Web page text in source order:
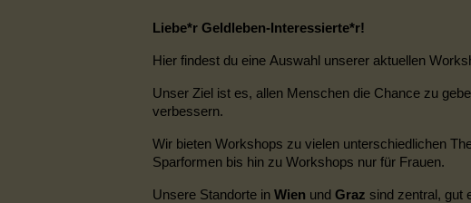
Liebe*r Geldleben-Interessierte*r!
Hier findest du eine Auswahl unserer aktuellen
Unser Ziel ist es, allen Menschen die Chance zu
verbessern.
Wir bieten Workshops zu vielen unterschiedlichen
Sparformen bis hin zu Workshops nur für Frauen.
Unsere Standorte in Wien und Graz sind zentral, gut